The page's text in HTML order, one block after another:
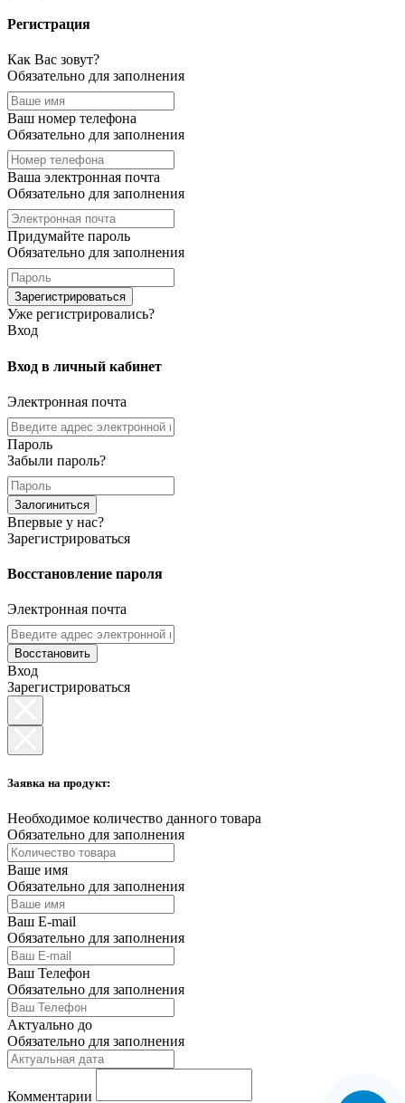
Регистрация
Как Вас зовут?
Обязательно для заполнения
Ваш номер телефона
Обязательно для заполнения
Ваша электронная почта
Обязательно для заполнения
Придумайте пароль
Обязательно для заполнения
Зарегистрироваться
Уже регистрировались?
Вход
Вход в личный кабинет
Электронная почта
Пароль
Забыли пароль?
Залогиниться
Впервые у нас?
Зарегистрироваться
Восстановление пароля
Электронная почта
Восстановить
Вход
Зарегистрироваться
Заявка на продукт:
Необходимое количество данного товара
Обязательно для заполнения
Ваше имя
Обязательно для заполнения
Ваш E-mail
Обязательно для заполнения
Ваш Телефон
Обязательно для заполнения
Актуально до
Обязательно для заполнения
Комментарии